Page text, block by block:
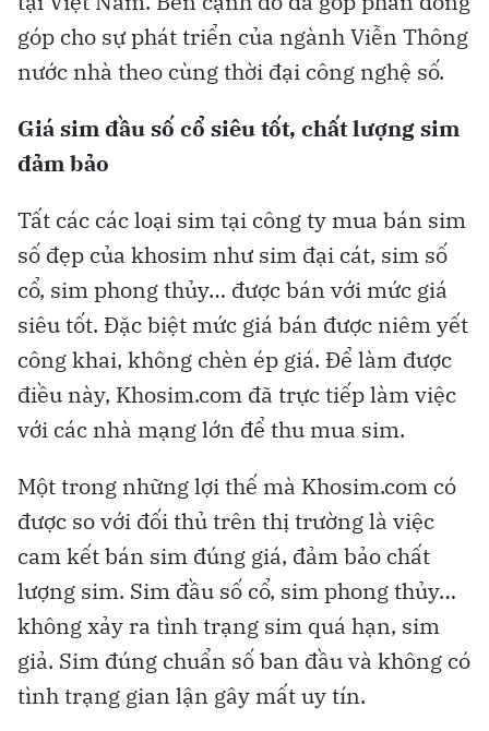
góp cho sự phát triển của ngành Viễn Thông
nước nhà theo cùng thời đại công nghệ số.
Giá sim đầu số cổ siêu tốt, chất lượng sim
đảm bảo
Tất các các loại sim tại công ty mua bán sim
số đẹp của khosim như sim đại cát, sim số
cổ, sim phong thủy… được bán với mức giá
siêu tốt. Đặc biệt mức giá bán được niêm yết
công khai, không chèn ép giá. Để làm được
điều này, Khosim.com đã trực tiếp làm việc
với các nhà mạng lớn để thu mua sim.
Một trong những lợi thế mà Khosim.com có
được so với đối thủ trên thị trường là việc
cam kết bán sim đúng giá, đảm bảo chất
lượng sim. Sim đầu số cổ, sim phong thủy…
không xảy ra tình trạng sim quá hạn, sim
giả. Sim đúng chuẩn số ban đầu và không có
tình trạng gian lận gây mất uy tín.